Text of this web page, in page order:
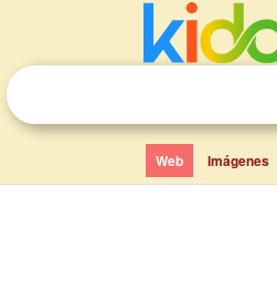
Web Imágenes